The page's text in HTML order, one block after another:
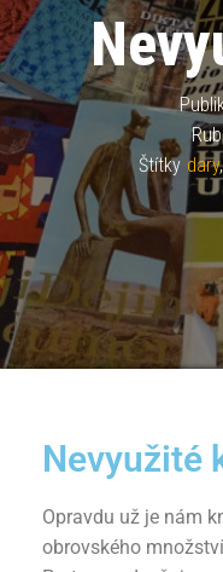
Štítky dary,
Nevyužité
Opravdu už je nám
obrovského